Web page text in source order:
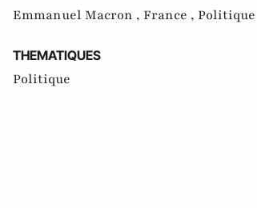
Emmanuel Macron , France , Politique
THEMATIQUES
Politique